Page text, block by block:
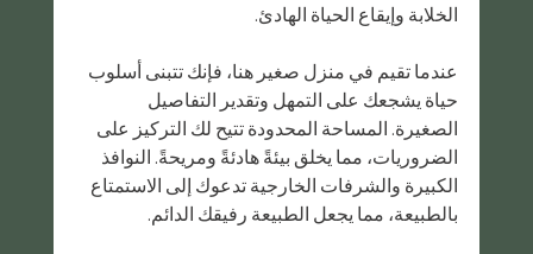
الخلابة وإيقاع الحياة الهادئ.
عندما تقيم في منزل صغير هنا، فإنك تتبنى أسلوب
حياة يشجعك على التمهل وتقدير التفاصيل
الصغيرة. المساحة المحدودة تتيح لك التركيز على
الضروريات، مما يخلق بيئةً هادئةً ومريحةً. النوافذ
الكبيرة والشرفات الخارجية تدعوك إلى الاستمتاع
بالطبيعة، مما يجعل الطبيعة رفيقك الدائم.